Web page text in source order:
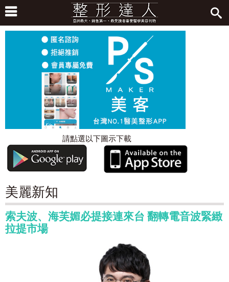
請點選以下圖示下載
美麗新知
索夫波、海芙媚必提接連來台 翻轉電音波緊緻
拉提市場